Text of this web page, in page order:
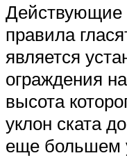
Действующие
правила
является
ограждения
высота
уклон ската
еще большем